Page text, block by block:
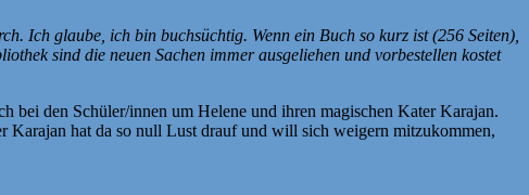
Ich glaube, ich bin buchsüchtig. Wenn ein Buch so kurz ist (256 Seiten),
sind die neuen Sachen immer ausgeliehen und vorbestellen kostet
bei den Schüler/innen um Helene und ihren magischen Kater Karajan.
Karajan hat da so null Lust drauf und will sich weigern mitzukommen,